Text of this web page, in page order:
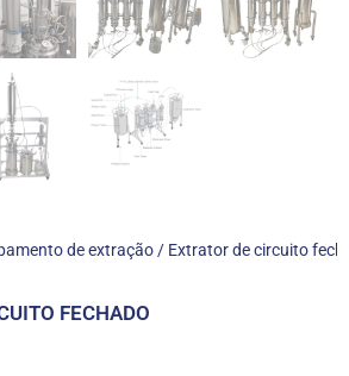
de extração / Extrator de circuito
FECHADO